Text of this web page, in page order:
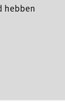
hebben